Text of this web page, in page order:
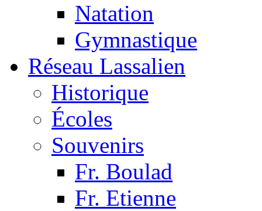
Natation
Gymnastique
Réseau Lassalien
Historique
Écoles
Souvenirs
Fr. Boulad
Fr. Etienne